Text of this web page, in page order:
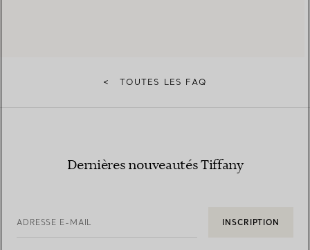
< TOUTES LES FAQ
Dernières nouveautés Tiffany
ADRESSE E-MAIL INSCRIPTION